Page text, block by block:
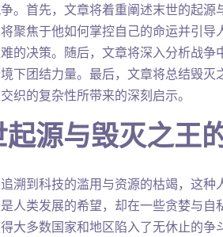
。首先，文章将着重阐述末世的起
聚焦于他如何掌控自己的命运并引
的决策。随后，文章将深入分析战
下团结力量。最后，文章将总结毁
织的复杂性所带来的深刻启示。
起源与毁灭之王
溯到科技的滥用与资源的枯竭，这
人类发展的希望，却在一些贪婪与
大多数国家和地区陷入了无休止的